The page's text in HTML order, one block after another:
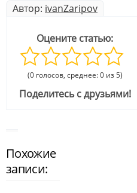
Автор: ivanZaripov
Оцените статью:
(0 голосов, среднее: 0 из 5)
Поделитесь с друзьями!
Похожие
записи: